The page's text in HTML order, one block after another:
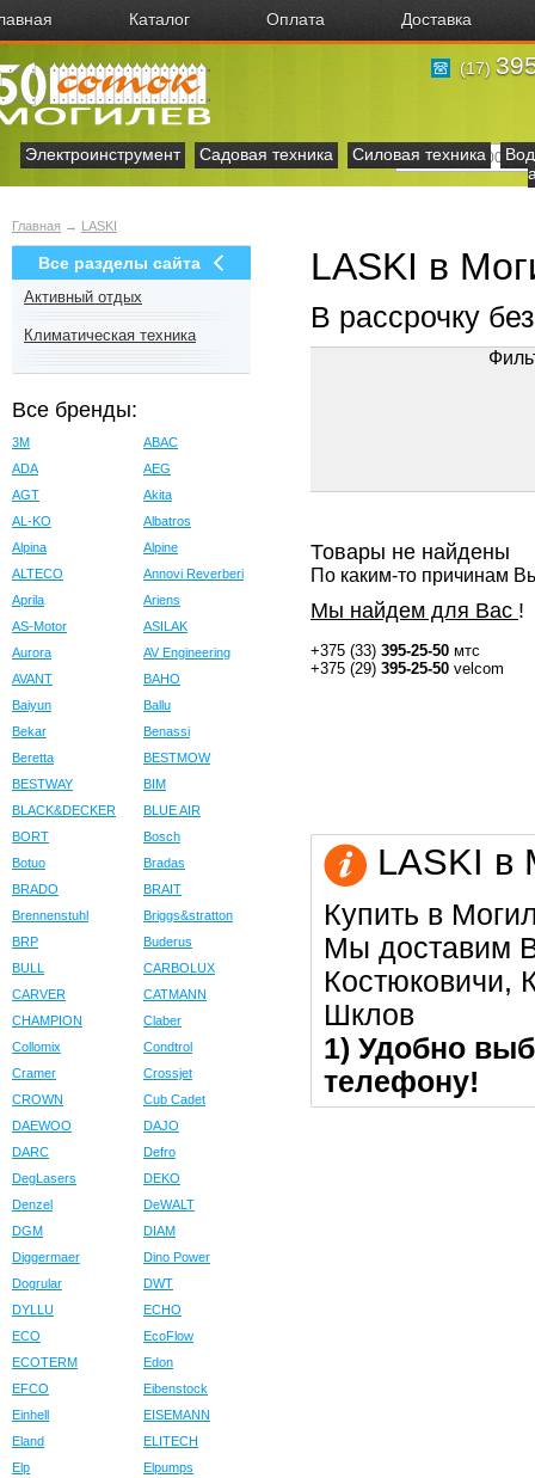
Каталог Оплата Доставка
(17)
Электроинструмент Садовая техника Силовая техника
Главная → LASKI
Все разделы сайта
Активный отдых
Климатическая техника
Все бренды:
3M
ABAC
ADA
AEG
AGT
Akita
AL-KO
Albatros
Alpina
Alpine
ALTECO
Annovi Reverberi
Aprila
Ariens
AS-Motor
ASILAK
Aurora
AV Engineering
AVANT
BAHO
Baiyun
Ballu
Bekar
Benassi
Beretta
BESTMOW
BESTWAY
BIM
BLACK&DECKER
BLUE AIR
BORT
Bosch
Botuo
Bradas
BRADO
BRAIT
Brennenstuhl
Briggs&stratton
BRP
Buderus
BULL
CARBOLUX
CARVER
CATMANN
CHAMPION
Claber
Collomix
Condtrol
Cramer
Crossjet
CROWN
Cub Cadet
DAEWOO
DAJO
DARC
Defro
DegLasers
DEKO
Denzel
DeWALT
DGM
DIAM
Diggermaer
Dino Power
Dogrular
DWT
DYLLU
ECHO
ECO
EcoFlow
ECOTERM
Edon
EFCO
Eibenstock
Einhell
EISEMANN
Eland
ELITECH
Elp
Elpumps
LASKI в
В рассрочку
Товары не найдены
По каким-то причинам
Мы найдем для Вас !
+375 (33) 395-25-50 мтс
+375 (29) 395-25-50 velcom
LASKI в
Купить в
Мы доставим
Костюковичи,
Шклов
1) Удобно
телефону!